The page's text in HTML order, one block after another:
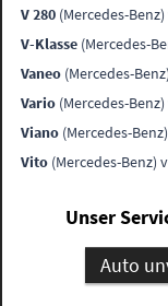
V 280 (Mercedes-
V-Klasse (Mercedes-
Vaneo (Mercedes-
Vario (Mercedes-
Viano (Mercedes-
Vito (Mercedes-Benz)
Unser
Auto